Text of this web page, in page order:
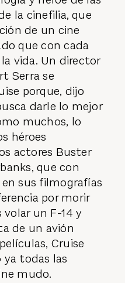
la cinefilia, que
de un cine
que con cada
vida. Un director
Serra se
porque, dijo
darle lo mejor
muchos, lo
héroes
actores Buster
que con
sus filmografías
por morir
volar un F-14 y
de un avión
Cruise
ya todas las
mudo.